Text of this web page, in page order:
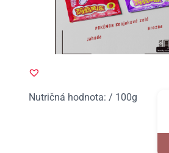
Nutričná hodnota: / 100g